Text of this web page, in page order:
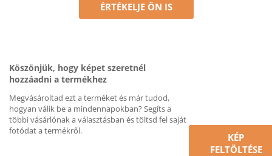
ÉRTÉKELJE ÖN IS
Köszönjük, hogy képet szeretnél
hozzáadni a termékhez
Megvásároltad ezt a terméket és már tudod,
hogyan válik be a mindennapokban? Segíts a
többi vásárlónak a választásban és töltsd fel saját
fotódat a termékről.
KÉP
FELTÖLTÉSE